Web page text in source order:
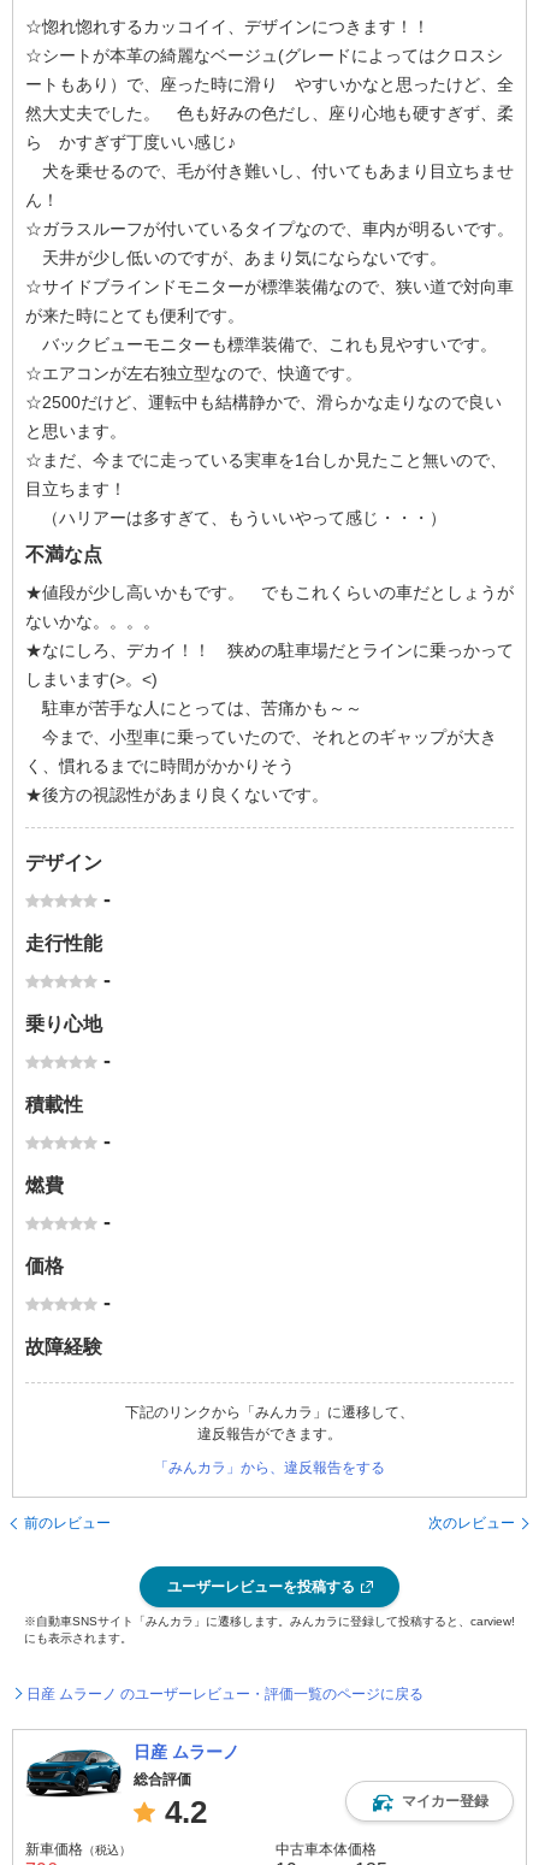
☆惚れ惚れするカッコイイ、デザインにつきます！！
☆シートが本革の綺麗なベージュ(グレードによってはクロスシ
ートもあり）で、座った時に滑り やすいかなと思ったけど、全
然大丈夫でした。 色も好みの色だし、座り心地も硬すぎず、柔
ら かすぎず丁度いい感じ♪
犬を乗せるので、毛が付き難いし、付いてもあまり目立ちませ
ん！
☆ガラスルーフが付いているタイプなので、車内が明るいです。
天井が少し低いのですが、あまり気にならないです。
☆サイドブラインドモニターが標準装備なので、狭い道で対向車
が来た時にとても便利です。
バックビューモニターも標準装備で、これも見やすいです。
☆エアコンが左右独立型なので、快適です。
☆2500だけど、運転中も結構静かで、滑らかな走りなので良い
と思います。
☆まだ、今までに走っている実車を1台しか見たこと無いので、
目立ちます！
（ハリアーは多すぎて、もういいやって感じ・・・）
不満な点
★値段が少し高いかもです。 でもこれくらいの車だとしょうが
ないかな。。。。
★なにしろ、デカイ！！ 狭めの駐車場だとラインに乗っかって
しまいます(>。<)
駐車が苦手な人にとっては、苦痛かも～～
今まで、小型車に乗っていたので、それとのギャップが大き
く、慣れるまでに時間がかかりそう
★後方の視認性があまり良くないです。
デザイン
-
走行性能
-
乗り心地
-
積載性
-
燃費
-
価格
-
故障経験
下記のリンクから「みんカラ」に遷移して、
違反報告ができます。
「みんカラ」から、違反報告をする
前のレビュー 次のレビュー
ユーザーレビューを投稿する
※自動車SNSサイト「みんカラ」に遷移します。みんカラに登録して投稿すると、carview!
にも表示されます。
日産 ムラーノ のユーザーレビュー・評価一覧のページに戻る
日産 ムラーノ
総合評価
4.2 マイカー登録
新車価格 （税込） 中古車本体価格